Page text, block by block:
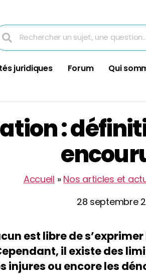
juridiques Forum Qui
:
Accueil » Nos articles et
28 septembre
est libre de
il existe des
injures ou encore les